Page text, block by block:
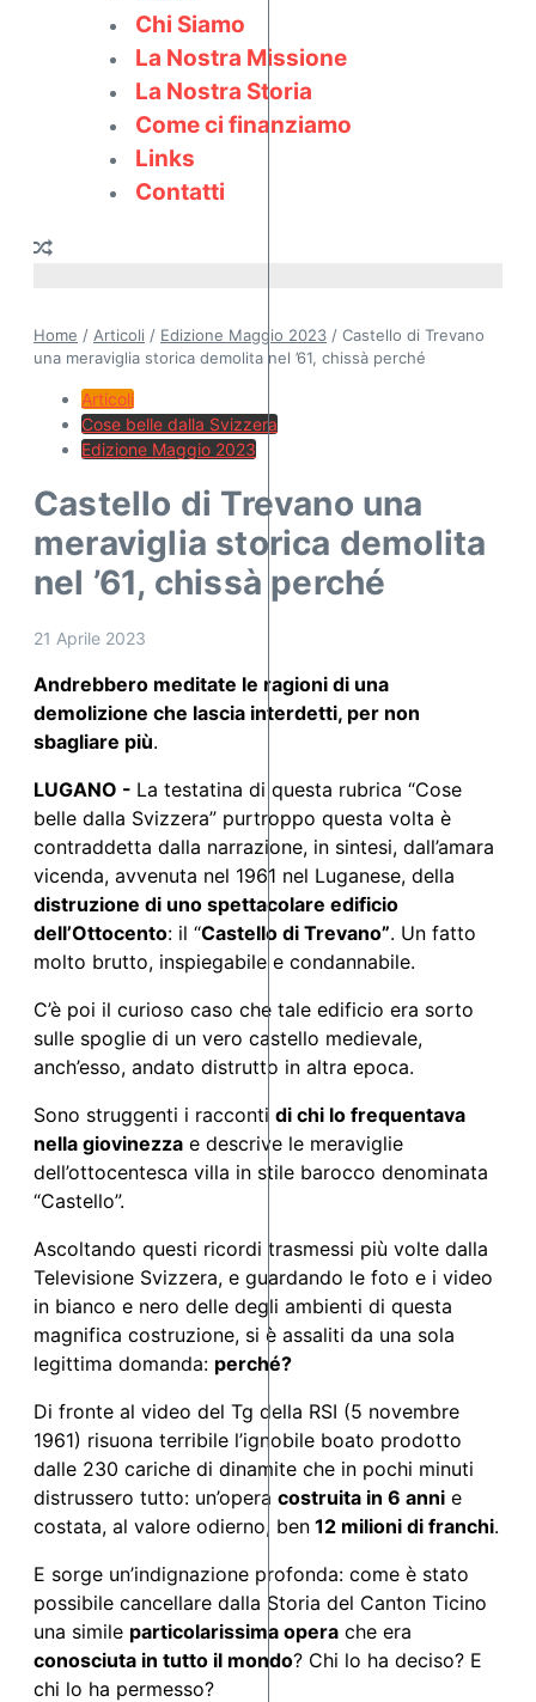
Chi Siamo
La Nostra Missione
La Nostra Storia
Come ci finanziamo
Links
Contatti
Home / Articoli / Edizione Maggio 2023 / Castello di Trevano
una meraviglia storica demolita nel ’61, chissà perché
Articoli
Cose belle dalla Svizzera
Edizione Maggio 2023
Castello di Trevano una
meraviglia storica demolita
nel ’61, chissà perché
21 Aprile 2023
Andrebbero meditate le ragioni di una
demolizione che lascia interdetti, per non
sbagliare più.
LUGANO - La testatina di questa rubrica “Cose
belle dalla Svizzera” purtroppo questa volta è
contraddetta dalla narrazione, in sintesi, dall’amara
vicenda, avvenuta nel 1961 nel Luganese, della
distruzione di uno spettacolare edificio
dell’Ottocento: il “Castello di Trevano”. Un fatto
molto brutto, inspiegabile e condannabile.
C’è poi il curioso caso che tale edificio era sorto
sulle spoglie di un vero castello medievale,
anch’esso, andato distrutto in altra epoca.
Sono struggenti i racconti di chi lo frequentava
nella giovinezza e descrive le meraviglie
dell’ottocentesca villa in stile barocco denominata
“Castello”.
Ascoltando questi ricordi trasmessi più volte dalla
Televisione Svizzera, e guardando le foto e i video
in bianco e nero delle degli ambienti di questa
magnifica costruzione, si è assaliti da una sola
legittima domanda: perché?
Di fronte al video del Tg della RSI (5 novembre
1961) risuona terribile l’ignobile boato prodotto
dalle 230 cariche di dinamite che in pochi minuti
distrussero tutto: un’opera costruita in 6 anni e
costata, al valore odierno, ben 12 milioni di franchi.
E sorge un’indignazione profonda: come è stato
possibile cancellare dalla Storia del Canton Ticino
una simile particolarissima opera che era
conosciuta in tutto il mondo? Chi lo ha deciso? E
chi lo ha permesso?